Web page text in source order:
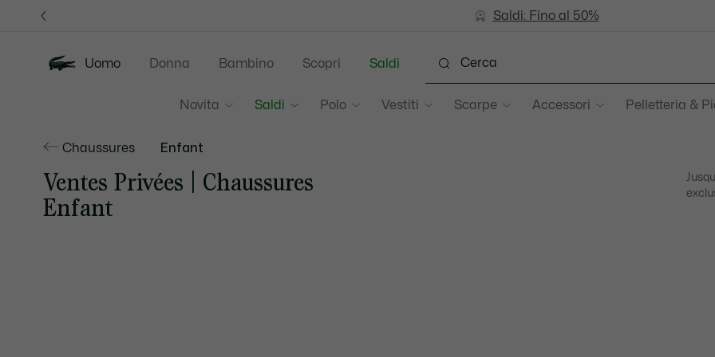
Saldi: Fino al 50%
Saldi: Fino al 50%
Uomo
Novita Saldi Polo Vestiti Scarpe Accessori Pelletteria &
Donna Bambino Scopri Saldi
Chaussures Enfant
Ventes Privées | Chaussures
Enfant